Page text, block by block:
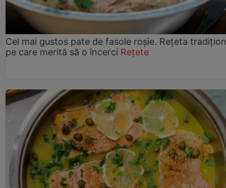
Cel mai gustos pate de fasole roșie. Rețeta
pe care merită să o încerci Rețete